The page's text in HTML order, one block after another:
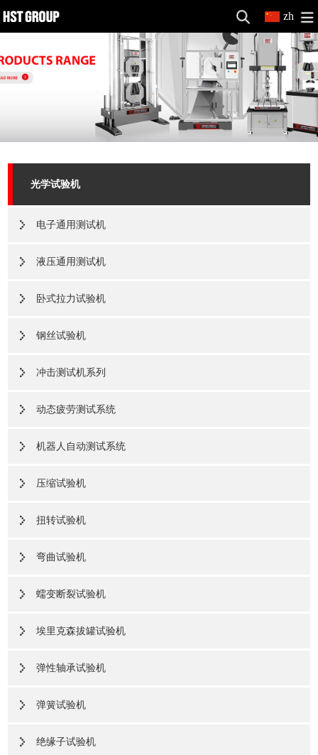
zh
光学试验机
电子通用测试机
液压通用测试机
卧式拉力试验机
钢丝试验机
冲击测试机系列
动态疲劳测试系统
机器人自动测试系统
压缩试验机
扭转试验机
弯曲试验机
蠕变断裂试验机
埃里克森拔罐试验机
弹性轴承试验机
弹簧试验机
绝缘子试验机